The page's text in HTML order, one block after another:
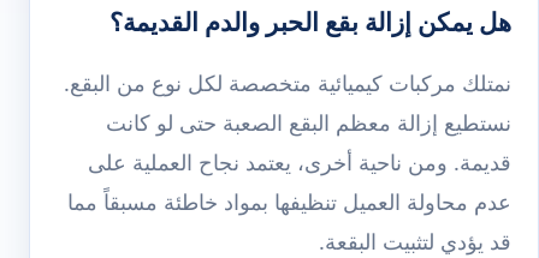
هل يمكن إزالة بقع الحبر والدم القديمة؟
نمتلك مركبات كيميائية متخصصة لكل نوع من البقع.
نستطيع إزالة معظم البقع الصعبة حتى لو كانت
قديمة. ومن ناحية أخرى، يعتمد نجاح العملية على
عدم محاولة العميل تنظيفها بمواد خاطئة مسبقاً مما
قد يؤدي لتثبيت البقعة.